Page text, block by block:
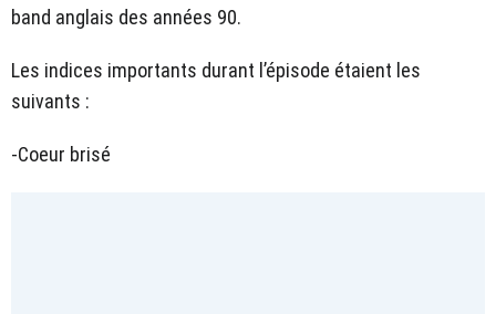
band anglais des années 90.
Les indices importants durant l’épisode étaient les
suivants :
-Coeur brisé